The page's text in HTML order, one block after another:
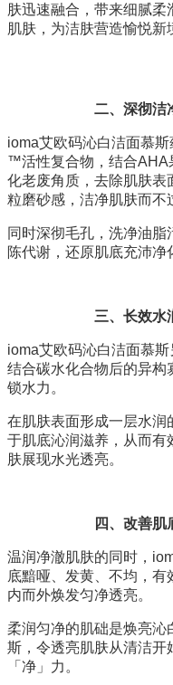
肤迅速融合，带来细腻
肌肤，为洁肤营造愉悦新
二、 深彻洁
ioma艾欧码沁白洁面慕
™活性复合物，结合AHA
化老废角质，去除肌肤表
粒磨砂感，洁净肌肤而不
同时深彻毛孔，洗净油
陈代谢，还原肌底充沛净
三、 长效水
ioma艾欧码沁白洁面慕
结合碳水化合物后的异构
锁水力。
在肌肤表面形成一层水润
于肌底沁润滋养，从而有
肤展现水光透亮。
四、 改善肌
温润净澈肌肤的同时，
底黯哑、发黄、不均，
内而外焕发匀净透亮。
柔润匀净的肌础是焕亮沁
斯，令透亮肌肤从清洁开
「净」力。